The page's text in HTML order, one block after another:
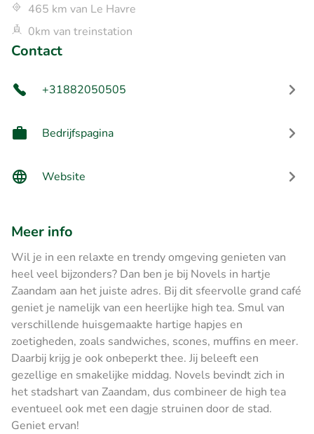
465 km van Le Havre
0km van treinstation
Contact
+31882050505
Bedrijfspagina
Website
Meer info
Wil je in een relaxte en trendy omgeving genieten van
heel veel bijzonders? Dan ben je bij Novels in hartje
Zaandam aan het juiste adres. Bij dit sfeervolle grand café
geniet je namelijk van een heerlijke high tea. Smul van
verschillende huisgemaakte hartige hapjes en
zoetigheden, zoals sandwiches, scones, muffins en meer.
Daarbij krijg je ook onbeperkt thee. Jij beleeft een
gezellige en smakelijke middag. Novels bevindt zich in
het stadshart van Zaandam, dus combineer de high tea
eventueel ook met een dagje struinen door de stad.
Geniet ervan!